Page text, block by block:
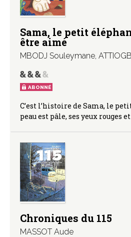
Sama, le petit
être aimé
MBODJ Souleymane,
ABONNÉ
C’est l’histoire de Sama, le
peau est pâle, ses yeux rouges
Chroniques du 115
MASSOT Aude